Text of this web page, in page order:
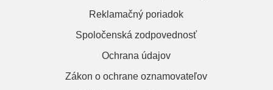
Reklamačný poriadok
Spoločenská zodpovednosť
Ochrana údajov
Zákon o ochrane oznamovateľov